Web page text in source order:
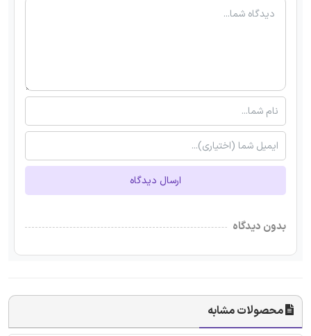
ارسال دیدگاه
بدون دیدگاه
محصولات مشابه